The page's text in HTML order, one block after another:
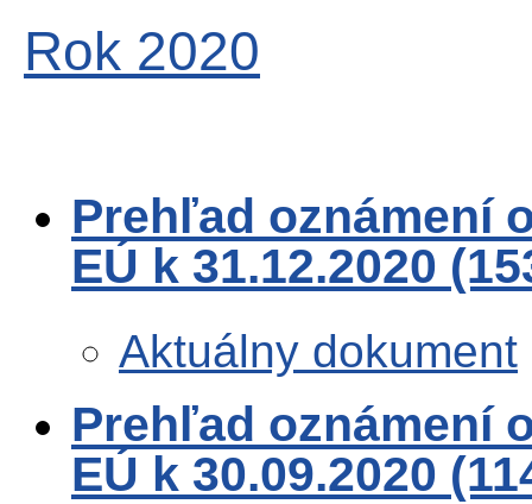
Rok 2020
Prehľad oznámení
EÚ k 31.12.2020
Aktuálny dokument
Prehľad oznámení
EÚ k 30.09.2020